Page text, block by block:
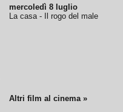
mercoledì 8 luglio
La casa - Il rogo del male
Altri film al cinema »